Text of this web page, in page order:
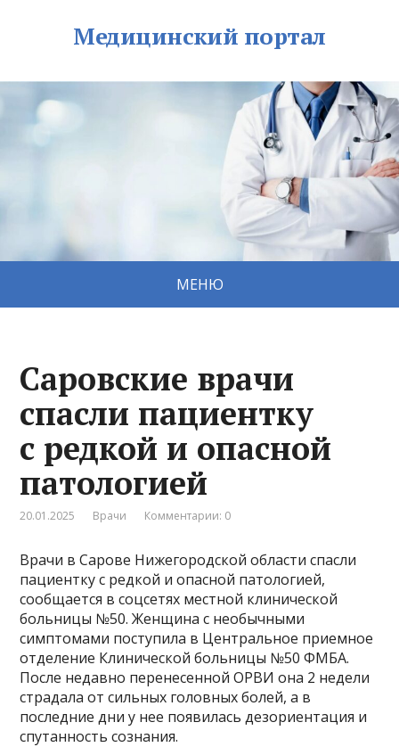
Медицинский портал
МЕНЮ
Саровские врачи
спасли пациентку
с редкой и опасной
патологией
20.01.2025 Врачи Комментарии: 0
Врачи в Сарове Нижегородской области спасли
пациентку с редкой и опасной патологией,
сообщается в соцсетях местной клинической
больницы №50. Женщина с необычными
симптомами поступила в Центральное приемное
отделение Клинической больницы №50 ФМБА.
После недавно перенесенной ОРВИ она 2 недели
страдала от сильных головных болей, а в
последние дни у нее появилась дезориентация и
спутанность сознания.